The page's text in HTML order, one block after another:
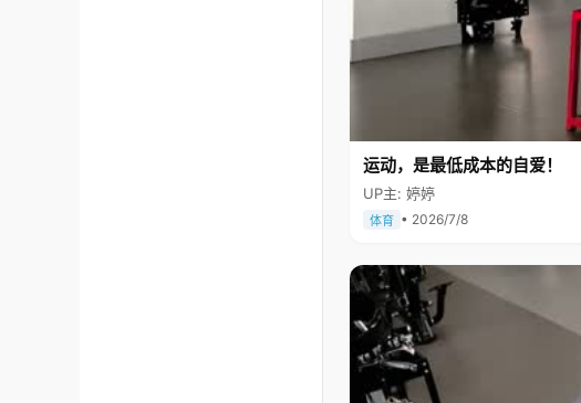
运动，是最低成本的自爱！
UP主: 婷婷
体育 • 2026/7/8